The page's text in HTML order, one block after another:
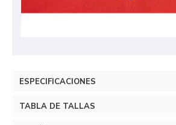
ESPECIFICACIONES
TABLA DE TALLAS